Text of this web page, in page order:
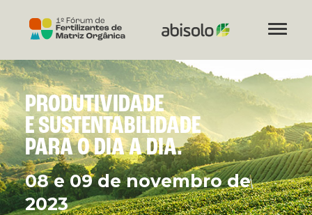
PRODUTIVIDADE
E SUSTENTABILIDADE
PARA O DIA A DIA.
08 e 09 de novembro de
2023